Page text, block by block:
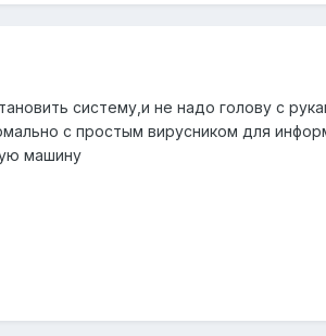
систему,и не надо голову с
с простым вирусником для
машину